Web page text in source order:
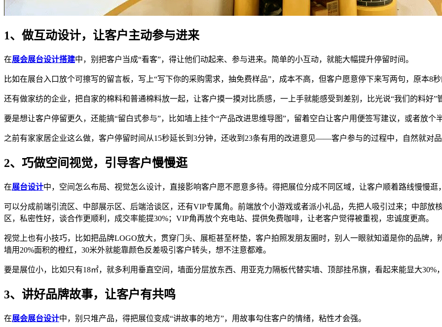
1、做互动设计，让客户主动参与进来
在展会展台设计搭建中，别把客户当成“看客”，得让他们动起来、参与进来。简单的小互动，就能大幅提升停留时间。
比如在展台入口放个可擦写的留言板，写上“写下你的采购需求，抽免费样品”，成本不高，但客户愿意停下来写两句，原本8
还有做家纺的企业，把自家的棉料和普通棉料放一起，让客户摸一摸对比质感，一上手就能感受到差别，比光说“我们的料好”
要是想让客户停留更久，还能搞“留白式参与”，比如墙上挂个“产品改进思维导图”，留着空白让客户用便签写建议，或者放个
之前有家家居企业这么做，客户停留时间从15秒延长到3分钟，还收到23条有用的改进意见——客户参与的过程中，自然就对品
2、巧做空间视觉，引导客户慢慢逛
在展台设计中，空间怎么布局、视觉怎么设计，直接影响客户愿不愿意多待。得把展位分成不同区域，让客户顺着路线慢慢
可以分成前端引流区、中部展示区、后端洽谈区，还有VIP专属角。前端放个小游戏或者派小礼品，先把人吸引过来；中部放
区，私密性好，谈合作更顺利，成交率能提30%；VIP角再放个充电站、提供免费咖啡，让老客户觉得被重视，忠诚度更高。
视觉上也有小技巧，比如把品牌LOGO放大，贯穿门头、展柜甚至杯垫，客户拍照发朋友圈时，别人一眼就知道是你的品牌，
墙用20%面积的橙红，30米外就能靠颜色反差吸引客户转头，想不注意都难。
要是展位小，比如只有18㎡，就多利用垂直空间，墙面分层放东西、用亚克力隔板代替实墙、顶部挂吊旗，看起来能显大30%
3、讲好品牌故事，让客户有共鸣
在展会展台设计中，别只堆产品，得把展位变成“讲故事的地方”，用故事勾住客户的情绪，粘性才会强。